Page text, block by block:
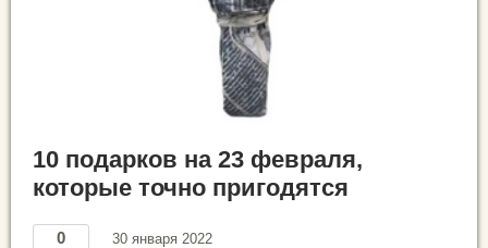
10 подарков на 23 февраля,
которые точно пригодятся
0 30 января 2022